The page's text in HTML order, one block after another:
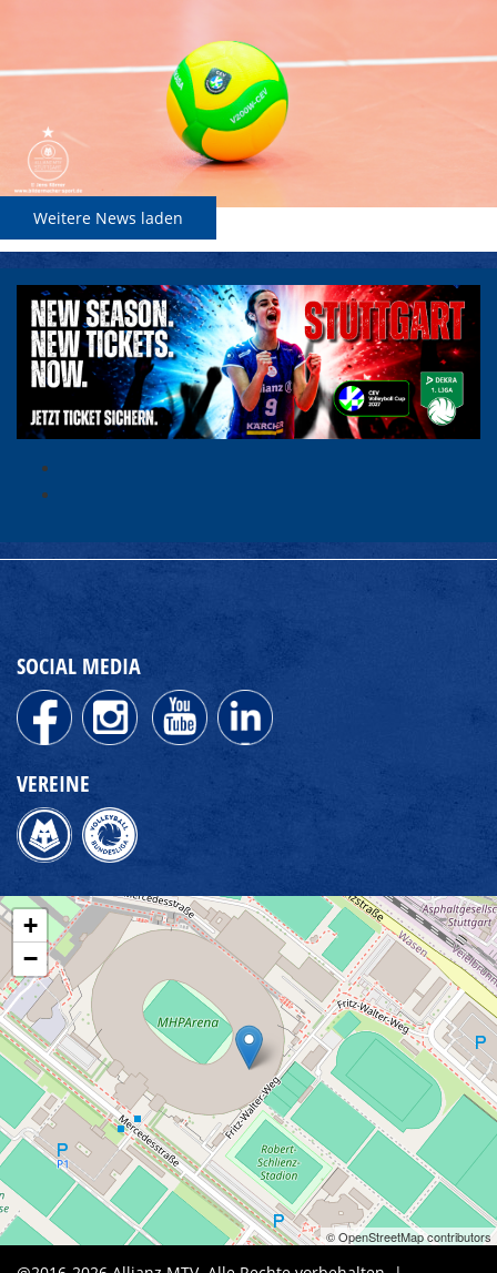
Weitere News laden
SOCIAL MEDIA
VEREINE
+
−
© OpenStreetMap contributors